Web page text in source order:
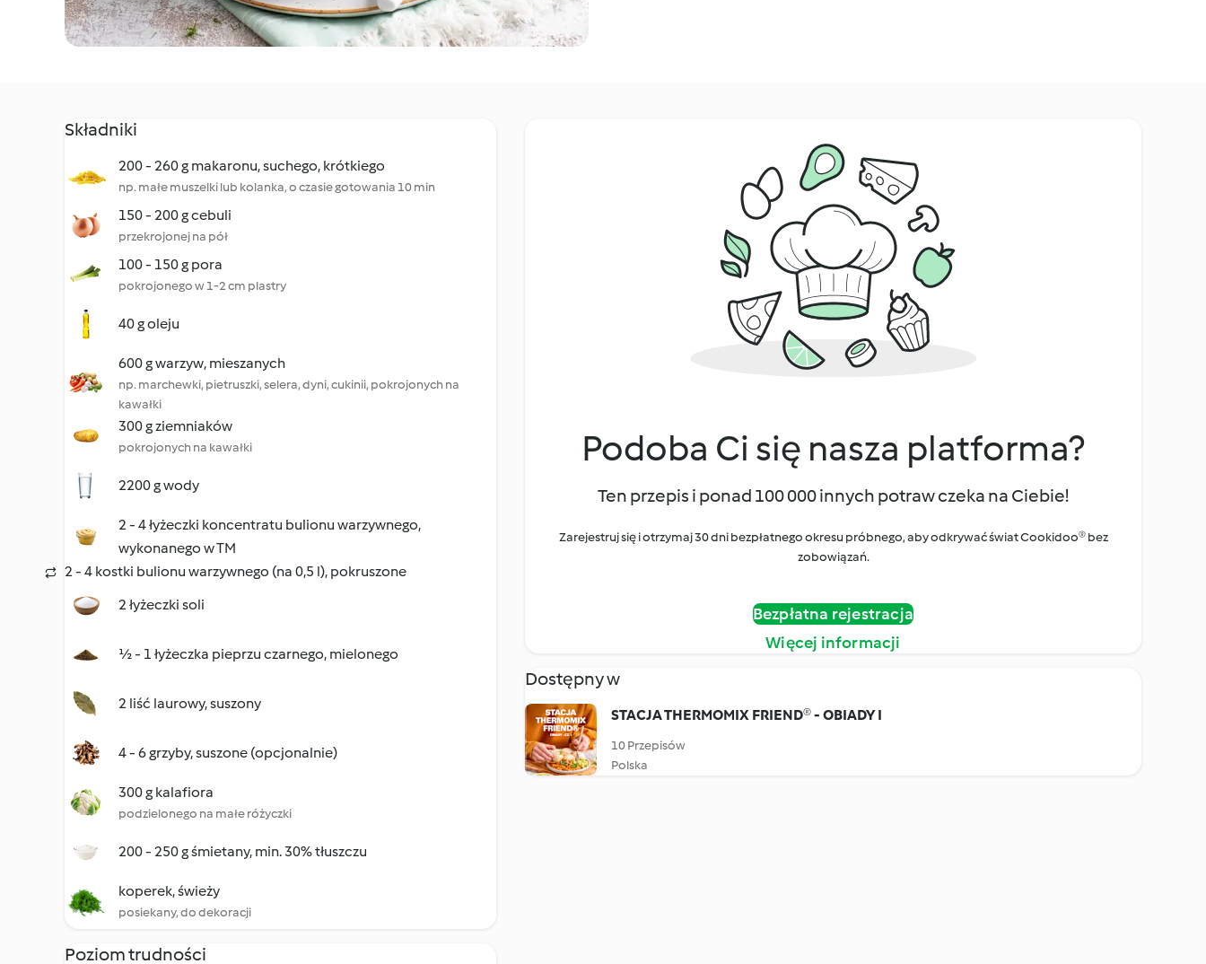
Składniki
200 - 260 g makaronu, suchego, krótkiego
np. małe muszelki lub kolanka, o czasie gotowania 10 min
150 - 200 g cebuli
przekrojonej na pół
100 - 150 g pora
pokrojonego w 1-2 cm plastry
40 g oleju
600 g warzyw, mieszanych
np. marchewki, pietruszki, selera, dyni, cukinii, pokrojonych na
kawałki
300 g ziemniaków
pokrojonych na kawałki
2200 g wody
2 - 4 łyżeczki koncentratu bulionu warzywnego,
wykonanego w TM
2 - 4 kostki bulionu warzywnego (na 0,5 l), pokruszone
2 łyżeczki soli
½ - 1 łyżeczka pieprzu czarnego, mielonego
2 liść laurowy, suszony
4 - 6 grzyby, suszone (opcjonalnie)
300 g kalafiora
podzielonego na małe różyczki
200 - 250 g śmietany, min. 30% tłuszczu
koperek, świeży
posiekany, do dekoracji
Poziom trudności
Podoba Ci się nasza platforma?
Ten przepis i ponad 100 000 innych potraw czeka na Ciebie!
Zarejestruj się i otrzymaj 30 dni bezpłatnego okresu próbnego, aby odkrywać świat Cookidoo® bez
zobowiązań.
Bezpłatna rejestracja
Więcej informacji
Dostępny w
STACJA THERMOMIX FRIEND® - OBIADY I
10 Przepisów
Polska